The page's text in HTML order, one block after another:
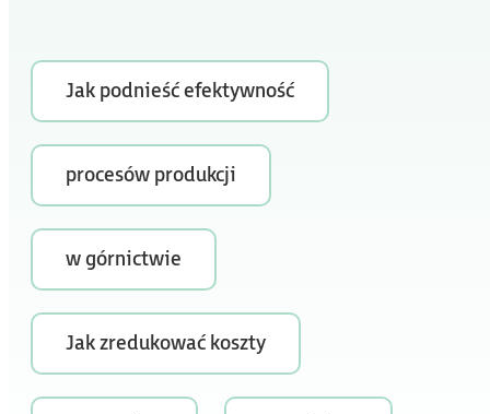
Jak podnieść efektywność
procesów produkcji
w górnictwie
Jak zredukować koszty